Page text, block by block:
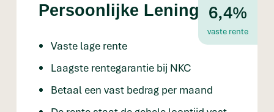
6,4%
vaste rente
Persoonlijke Lening
Vaste lage rente
Laagste rentegarantie bij NKC
Betaal een vast bedrag per maand